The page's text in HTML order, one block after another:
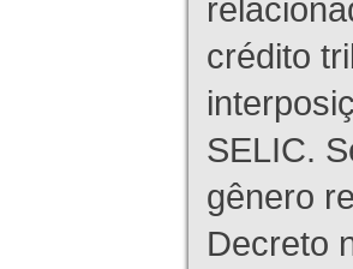
crédito
SELIC.
gênero
Decreto